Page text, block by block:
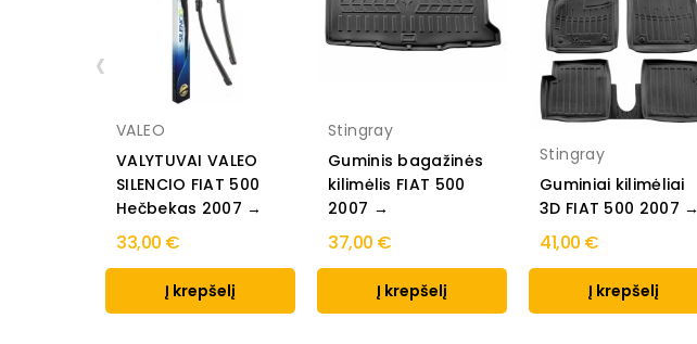
VALEO
VALYTUVAI VALEO
SILENCIO FIAT 500
Hečbekas 2007 →
33,00 €
Į krepšelį
Stingray
Guminis bagažinės
kilimėlis FIAT 500
2007 →
37,00 €
Į krepšelį
Stingray
Guminiai kilimėliai
3D FIAT 500 2007 →
41,00 €
Į krepšelį
‹